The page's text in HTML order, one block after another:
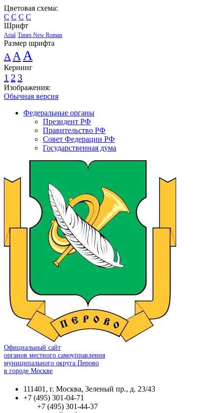
Цветовая схема:
C C C C
Шрифт
Arial Times New Roman
Размер шрифта
A A A
Кернинг
1 2 3
Изображения:
Обычная версия
Федеральные органы
Президент РФ
Правительство РФ
Совет Федерации РФ
Государственная дума
Официальный сайт
органов местного самоуправления
муниципального округа Перово
в городе Москве
111401, г. Москва, Зеленый пр., д. 23/43
+7 (495) 301-04-71
+7 (495) 301-44-37